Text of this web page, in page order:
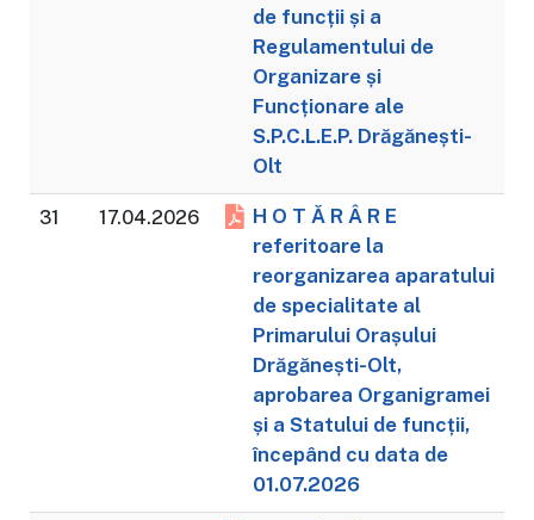
de funcții și a
Regulamentului de
Organizare și
Funcționare ale
S.P.C.L.E.P. Drăgănești-
Olt
31 17.04.2026
H O T Ă R Â R E
referitoare la
reorganizarea aparatului
de specialitate al
Primarului Orașului
Drăgănești-Olt,
aprobarea Organigramei
și a Statului de funcții,
începând cu data de
01.07.2026